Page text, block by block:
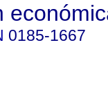
0185-1667